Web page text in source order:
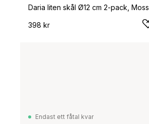
Daria liten skål Ø12 cm 2-pack, Moss
398 kr
Endast ett fåtal kvar